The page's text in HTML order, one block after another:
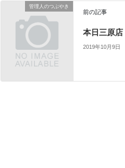
b
o
o
k
管理人のつぶやき
前の記事
本日三原店
2019年10月9日